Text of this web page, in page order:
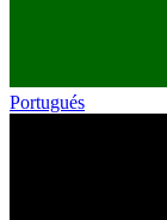
Portugués